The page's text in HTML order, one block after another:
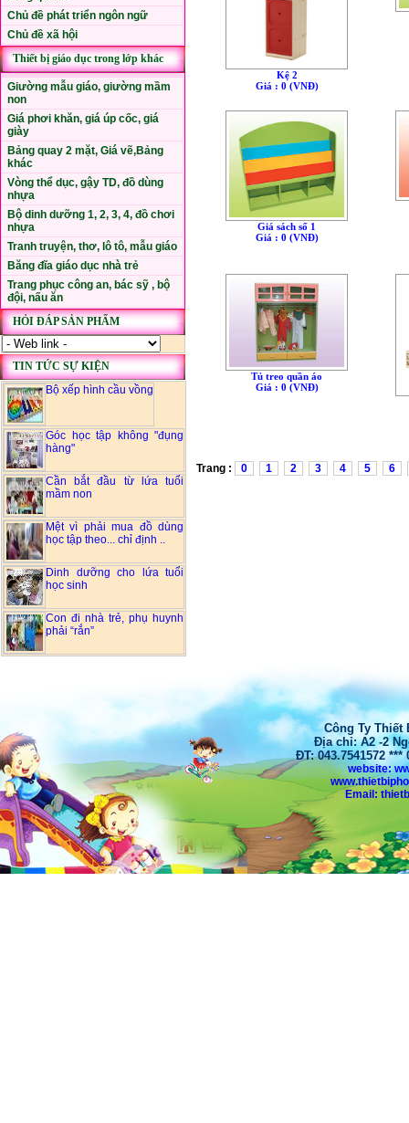
Chủ đề phát triển ngôn ngữ
Chủ đề xã hội
Thiết bị giáo dục trong lớp khác
Giường mẫu giáo, giường mầm
non
Giá phơi khăn, giá úp cốc, giá
giày
Bảng quay 2 mặt, Giá vẽ,Bảng
khác
Vòng thể dục, gậy TD, đồ dùng
nhựa
Bộ dinh dưỡng 1, 2, 3, 4, đồ chơi
nhựa
Tranh truyện, thơ, lô tô, mẫu giáo
Băng đĩa giáo dục nhà trẻ
Trang phục công an, bác sỹ , bộ
đội, nấu ăn
HỎI ĐÁP SẢN PHẨM
TIN TỨC SỰ KIỆN
Bộ xếp hình cầu vồng
Góc học tập không "đụng
hàng"
Cần bắt đầu từ lứa tuổi
mầm non
Mệt vì phải mua đồ dùng
học tập theo... chỉ định ..
Dinh dưỡng cho lứa tuổi
học sinh
Con đi nhà trẻ, phụ huynh
phải “rắn”
Kệ 2
Giá : 0 (VNÐ)
Giá sách số 1
Giá : 0 (VNÐ)
Tủ treo quần áo
Giá : 0 (VNÐ)
Trang : 0 1 2 3 4 5 6
Công Ty Thiết
Địa chỉ: A2 -2
ĐT: 043.7541572 ***
website:
Email: